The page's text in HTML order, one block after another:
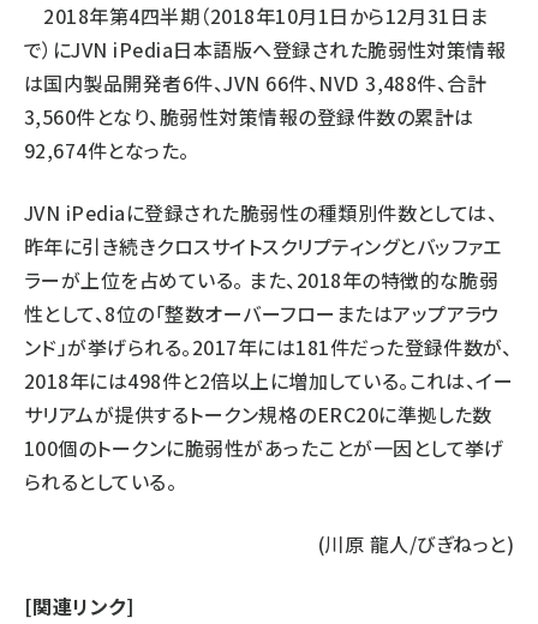
2018年第4四半期（2018年10月1日から12月31日ま
で）にJVN iPedia日本語版へ登録された脆弱性対策情報
は国内製品開発者6件、JVN 66件、NVD 3,488件、合計
3,560件となり、脆弱性対策情報の登録件数の累計は
92,674件となった。
JVN iPediaに登録された脆弱性の種類別件数としては、
昨年に引き続きクロスサイトスクリプティングとバッファエ
ラーが上位を占めている。 また、2018年の特徴的な脆弱
性として、8位の「整数オーバーフローまたはアップアラウ
ンド」が挙げられる。2017年には181件だった登録件数が、
2018年には498件と2倍以上に増加している。これは、イー
サリアムが提供するトークン規格のERC20に準拠した数
100個のトークンに脆弱性があったことが一因として挙げ
られるとしている。
(川原 龍人/びぎねっと)
[関連リンク]